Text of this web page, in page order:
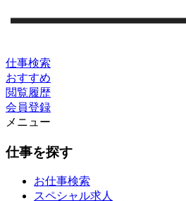
仕事検索
おすすめ
閲覧履歴
会員登録
メニュー
仕事を探す
お仕事検索
スペシャル求人